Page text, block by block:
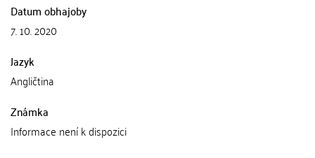
Datum obhajoby
7. 10. 2020
Jazyk
Angličtina
Známka
Informace není k dispozici